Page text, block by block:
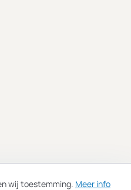
wij toestemming. Meer info